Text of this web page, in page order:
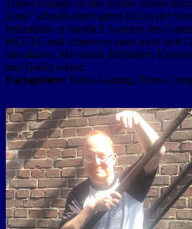
Trebor erlangte in den letzten Jahren
Zone" schnell einen guten Ruf in der
behandelte er sämtlich Aspekte des
HEUTE und scheute es auch nicht sich
einzuladen. Mit einem ähnlichem
and Geeks weiter.
Fachgebiete: Retro-Gaming, Retro-